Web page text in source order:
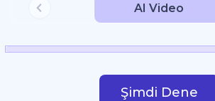
AI Video
Şimdi Dene